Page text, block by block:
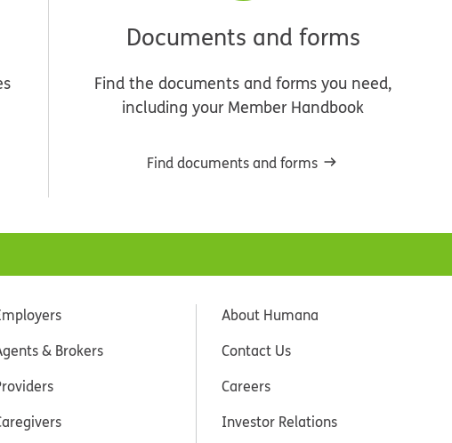
Documents and forms
Find the documents and forms you need,
including your Member Handbook
Find documents and forms
& Brokers
About Humana
Contact Us
Careers
Investor Relations